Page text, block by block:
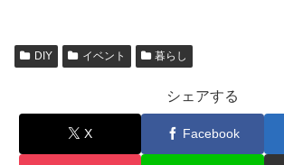
DIY イベント 暮らし
シェアする
X Facebook